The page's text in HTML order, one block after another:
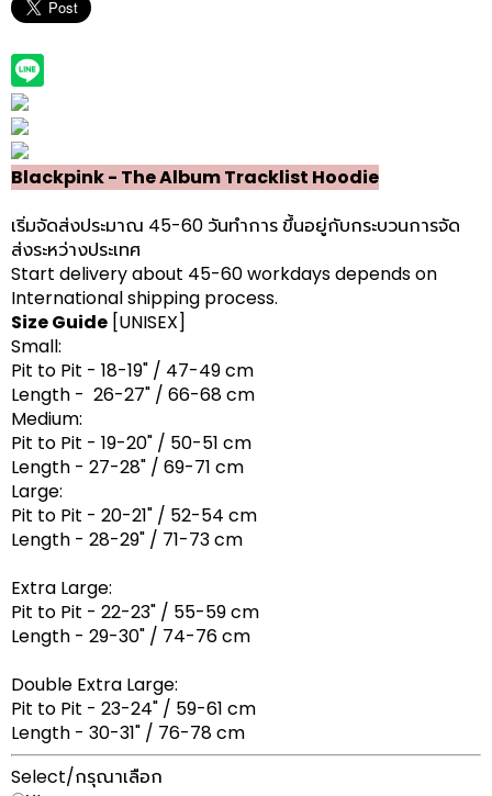
Blackpink - The Album Tracklist Hoodie
เริ่มจัดส่งประมาณ 45-60 วันทำการ ขึ้นอยู่กับกระบวนการจัด
ส่งระหว่างประเทศ
Start delivery about 45-60 workdays depends on
International shipping process.
Size Guide [UNISEX]
Small:
Pit to Pit - 18-19" / 47-49 cm
Length - 26-27" / 66-68 cm
Medium:
Pit to Pit - 19-20" / 50-51 cm
Length - 27-28" / 69-71 cm
Large:
Pit to Pit - 20-21" / 52-54 cm
Length - 28-29" / 71-73 cm
Extra Large:
Pit to Pit - 22-23" / 55-59 cm
Length - 29-30" / 74-76 cm
Double Extra Large:
Pit to Pit - 23-24" / 59-61 cm
Length - 30-31" / 76-78 cm
Select/กรุณาเลือก